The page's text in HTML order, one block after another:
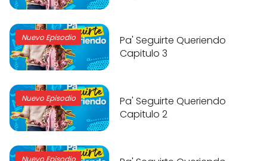
Nuevo Episodio
Pa' Seguirte Queriendo
Capitulo 3
Nuevo Episodio
Pa' Seguirte Queriendo
Capitulo 2
Nuevo Episodio